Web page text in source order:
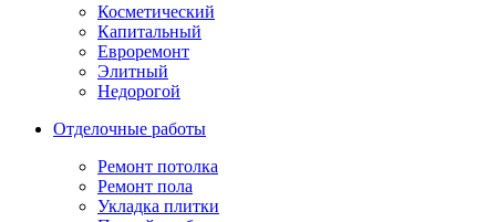
Косметический
Капитальный
Евроремонт
Элитный
Недорогой
Отделочные работы
Ремонт потолка
Ремонт пола
Укладка плитки